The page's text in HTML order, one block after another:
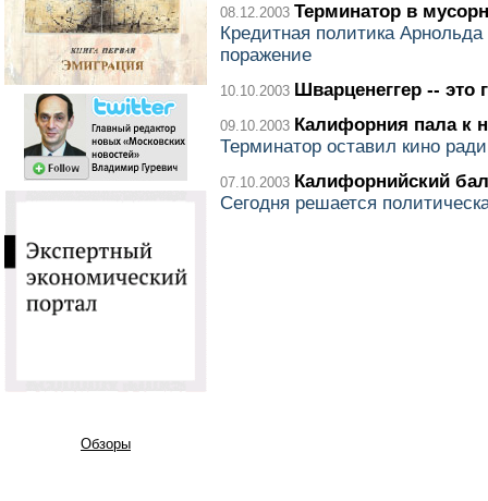
Обзоры
08.12.2003 Терминатор в
Кредитная политика
поражение
10.10.2003 Шварценеггер -- это
09.10.2003 Калифорния пала к
Терминатор оставил кино ради
07.10.2003 Калифорнийский
Сегодня решается